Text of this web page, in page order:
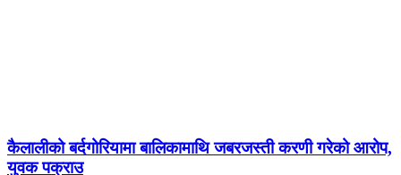
कैलालीको बर्दगोरियामा बालिकामाथि जबरजस्ती करणी गरेको आरोप,
युवक पक्राउ